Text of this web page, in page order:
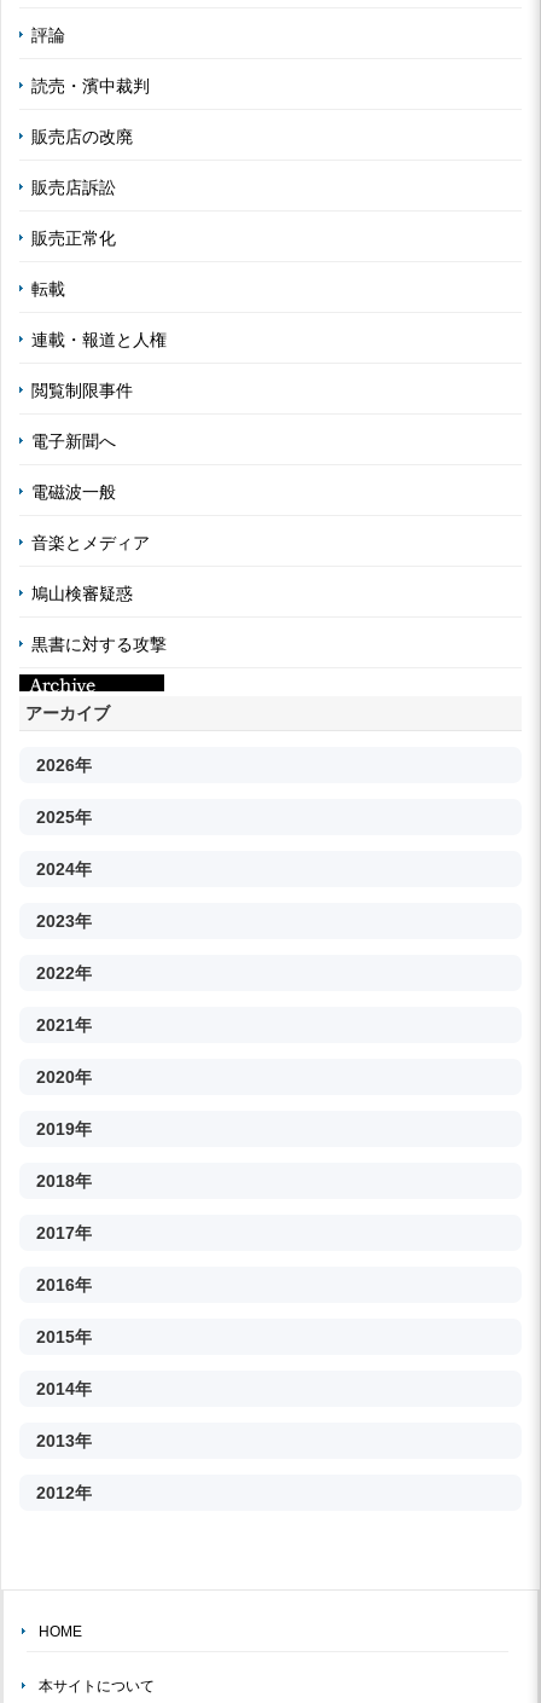
評論
読売・濱中裁判
販売店の改廃
販売店訴訟
販売正常化
転載
連載・報道と人権
閲覧制限事件
電子新聞へ
電磁波一般
音楽とメディア
鳩山検審疑惑
黒書に対する攻撃
アーカイブ
2026年
2025年
2024年
2023年
2022年
2021年
2020年
2019年
2018年
2017年
2016年
2015年
2014年
2013年
2012年
HOME
本サイトについて